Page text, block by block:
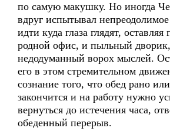
по самую макушку. Но иногда
вдруг испытывал
идти куда глаза глядят, оставляя
родной офис, и пыльный
недодуманный ворох мыслей.
его в этом стремительном
сознание того, что обед рано
закончится и на работу нужно
вернуться до истечения часа,
обеденный перерыв.